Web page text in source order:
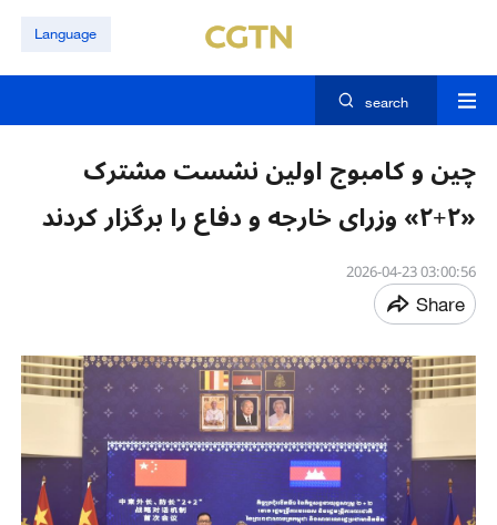
Language
search
چین و کامبوج اولین نشست مشترک
«۲+۲» وزرای خارجه و دفاع را برگزار کردند
03:00:56 2026-04-23
Share